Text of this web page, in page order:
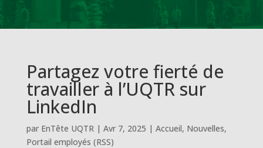
Partagez votre fierté de
travailler à l’UQTR sur
LinkedIn
par EnTête UQTR| Avr 7, 2025 | Accueil, Nouvelles,
Portail employés (RSS)